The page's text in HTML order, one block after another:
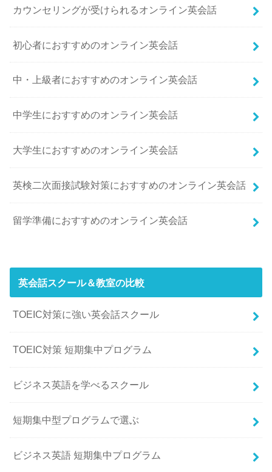
カウンセリングが受けられるオンライン英会話
初心者におすすめのオンライン英会話
中・上級者におすすめのオンライン英会話
中学生におすすめのオンライン英会話
大学生におすすめのオンライン英会話
英検二次面接試験対策におすすめのオンライン英会話
留学準備におすすめのオンライン英会話
英会話スクール＆教室の比較
TOEIC対策に強い英会話スクール
TOEIC対策 短期集中プログラム
ビジネス英語を学べるスクール
短期集中型プログラムで選ぶ
ビジネス英語 短期集中プログラム